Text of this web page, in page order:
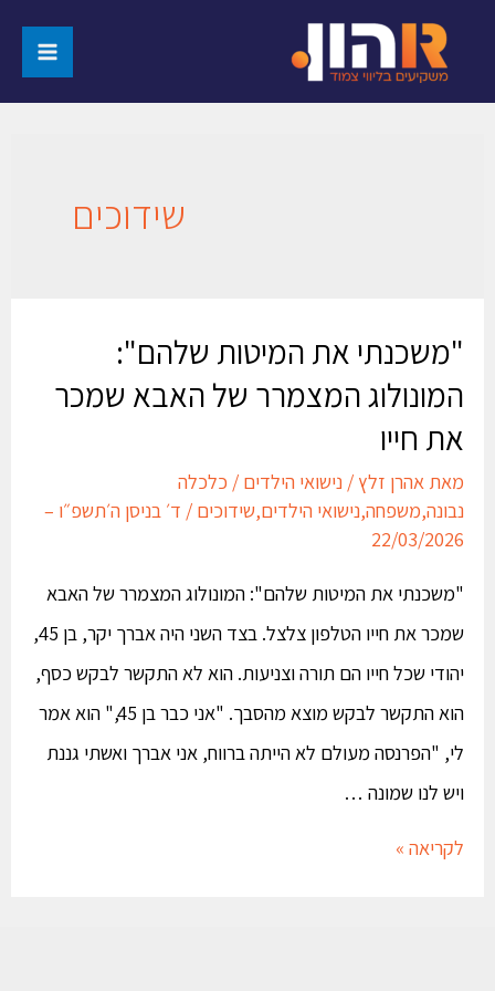
שידוכים
"משכנתי את המיטות שלהם":
המונולוג המצמרר של האבא שמכר
את חייו
מאתאהרן זלץ/נישואי הילדים/כלכלה
נבונה,משפחה,נישואי הילדים,שידוכים/ד׳ בניסן ה׳תשפ״ו –
22/03/2026
"משכנתי את המיטות שלהם": המונולוג המצמרר של האבא
שמכר את חייו הטלפון צלצל. בצד השני היה אברך יקר, בן 45,
יהודי שכל חייו הם תורה וצניעות. הוא לא התקשר לבקש כסף,
הוא התקשר לבקש מוצא מהסבך. "אני כבר בן 45," הוא אמר
לי, "הפרנסה מעולם לא הייתה ברווח, אני אברך ואשתי גננת
ויש לנו שמונה …
לקריאה »